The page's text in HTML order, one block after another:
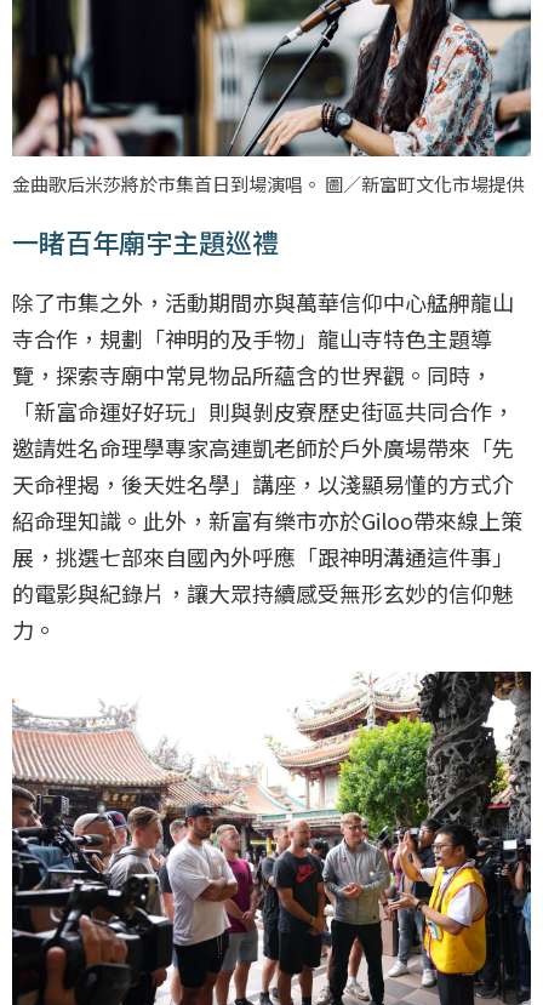
金曲歌后米莎將於市集首日到場演唱。 圖／新富町文化市場提供
一睹百年廟宇主題巡禮
除了市集之外，活動期間亦與萬華信仰中心艋舺龍山
寺合作，規劃「神明的及手物」龍山寺特色主題導
覽，探索寺廟中常見物品所蘊含的世界觀。同時，
「新富命運好好玩」則與剝皮寮歷史街區共同合作，
邀請姓名命理學專家高連凱老師於戶外廣場帶來「先
天命裡揭，後天姓名學」講座，以淺顯易懂的方式介
紹命理知識。此外，新富有樂市亦於Giloo帶來線上策
展，挑選七部來自國內外呼應「跟神明溝通這件事」
的電影與紀錄片，讓大眾持續感受無形玄妙的信仰魅
力。